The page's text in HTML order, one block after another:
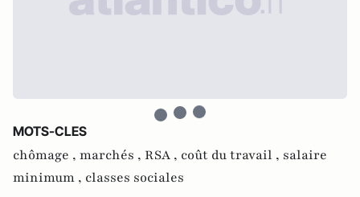
MOTS-CLES
chômage , marchés , RSA , coût du travail , salaire
minimum , classes sociales